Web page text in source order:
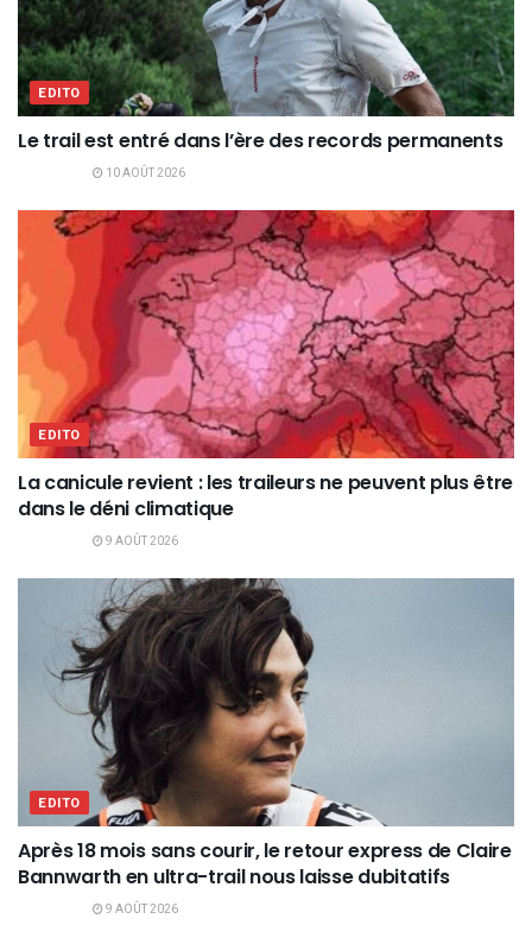
EDITO
Le trail est entré dans l’ère des records permanents
10 AOÛT 2026
EDITO
La canicule revient : les traileurs ne peuvent plus être
dans le déni climatique
9 AOÛT 2026
EDITO
Après 18 mois sans courir, le retour express de Claire
Bannwarth en ultra-trail nous laisse dubitatifs
9 AOÛT 2026